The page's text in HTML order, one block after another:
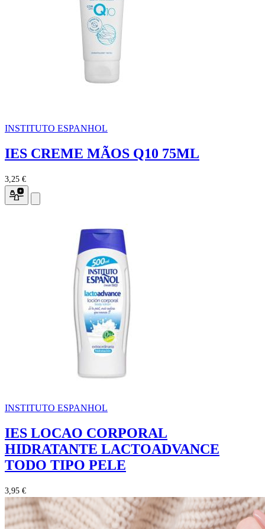
INSTITUTO ESPANHOL
IES CREME MÃOS Q10 75ML
3,25 €
INSTITUTO ESPANHOL
IES LOCAO CORPORAL
HIDRATANTE LACTOADVANCE
TODO TIPO PELE
3,95 €